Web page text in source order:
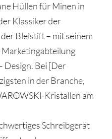
Hüllen für Minen in
Klassiker der
Bleistift – mit seinem
Marketingabteilung
Design. Bei [Der
in der Branche,
Kristallen am
Schreibgerät